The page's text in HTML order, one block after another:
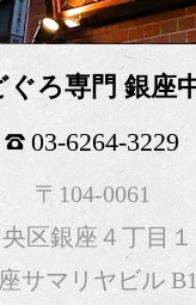
ぐろ専門 銀座
03-6264-3229
〒104-0061
区銀座４丁目１
サマリヤビル